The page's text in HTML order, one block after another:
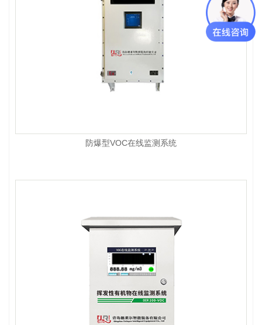
防爆型VOC在线监测系统